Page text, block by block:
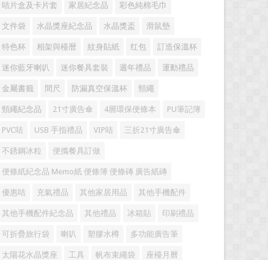
咭片盒及卡片套 家居紀念品 彩色純棉毛巾
文件袋 水晶獎座紀念品 水晶獎盃 滑鼠墊
特色杯 相架與檯暦 紋身貼紙 红包 訂造保溫杯
迷你藍牙喇叭 迷你餐具套裝 週年禮品 運動禮品
金屬書籤 間尺 防漏真空保溫杯 頸繩
頸繩紀念品 21寸廣告傘 4層環保便條本 PU筆記簿
PVC咭 USB 手指禮品 VIP咭 三折21寸廣告傘
不銹鋼冰粒 便攜餐具訂做
便條紙紀念品 Memo紙 便條簿 便條磚 廣告紙磚
優惠咭 充氣禮品 其他家居用品 其他手機配件
其他手機配件紀念品 其他禮品 冰箱貼 印刷禮品
可折疊旅行袋 喇叭 塑膠水樽 多功能廣告筆
太陽花水晶獎座 工具 帆布束繩袋 座檯月曆